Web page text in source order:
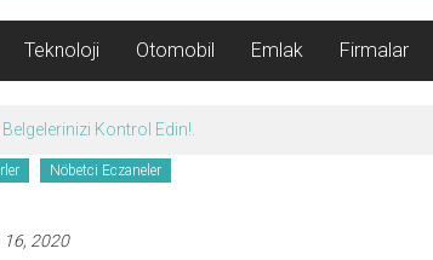
Teknoloji Otomobil Emlak Firmalar
Kontrol Edin!.
Nöbetci Eczaneler
16, 2020